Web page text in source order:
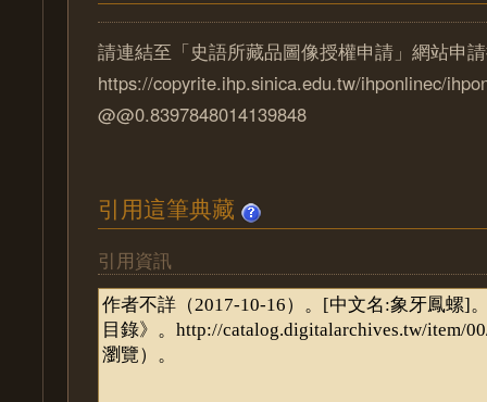
請連結至「史語所藏品圖像授權申請」網站申
https://copyrite.ihp.sinica.edu.tw/ihponlinec/
@@0.8397848014139848
引用這筆典藏
引用資訊